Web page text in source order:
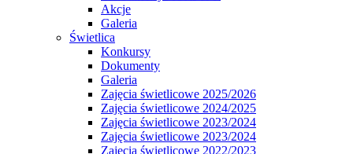
Akcje
Galeria
Świetlica
Konkursy
Dokumenty
Galeria
Zajęcia świetlicowe 2025/2026
Zajęcia świetlicowe 2024/2025
Zajęcia świetlicowe 2023/2024
Zajęcia świetlicowe 2023/2024
Zajęcia świetlicowe 2022/2023